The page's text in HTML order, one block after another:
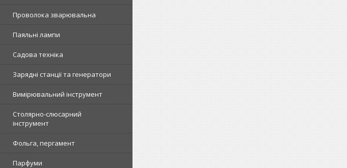
Проволока зварювальна
Паяльні лампи
Садова техніка
Зарядні станції та генератори
Вимірювальний інструмент
Столярно-слюсарний
інструмент
Фольга, пергамент
Парфуми